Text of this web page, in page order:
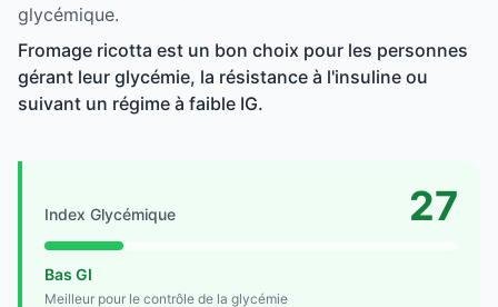
glycémique.
Fromage ricotta est un bon choix pour les personnes
gérant leur glycémie, la résistance à l'insuline ou
suivant un régime à faible IG.
Index Glycémique 27
Bas GI
Meilleur pour le contrôle de la glycémie